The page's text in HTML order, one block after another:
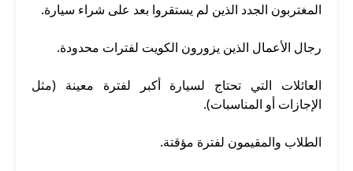
المغتربون الجدد الذين لم يستقروا بعد على شراء سيارة.
رجال الأعمال الذين يزورون الكويت لفترات محدودة.
العائلات التي تحتاج لسيارة أكبر لفترة معينة (مثل
الإجازات أو المناسبات).
الطلاب والمقيمون لفترة مؤقتة.